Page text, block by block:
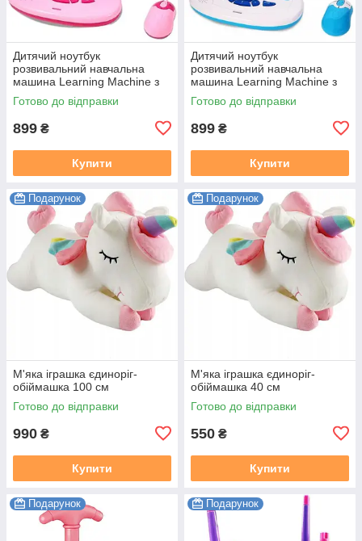
Дитячий ноутбук
розвивальний навчальна
машина Learning Machine з
мишкою Рожевий
Готово до відправки
899 ₴
Купити
Дитячий ноутбук
розвивальний навчальна
машина Learning Machine з
мишкою Синій
Готово до відправки
899 ₴
Купити
Подарунок
М'яка іграшка єдиноріг-
обіймашка 100 см
Готово до відправки
990 ₴
Купити
Подарунок
М'яка іграшка єдиноріг-
обіймашка 40 см
Готово до відправки
550 ₴
Купити
Подарунок Подарунок